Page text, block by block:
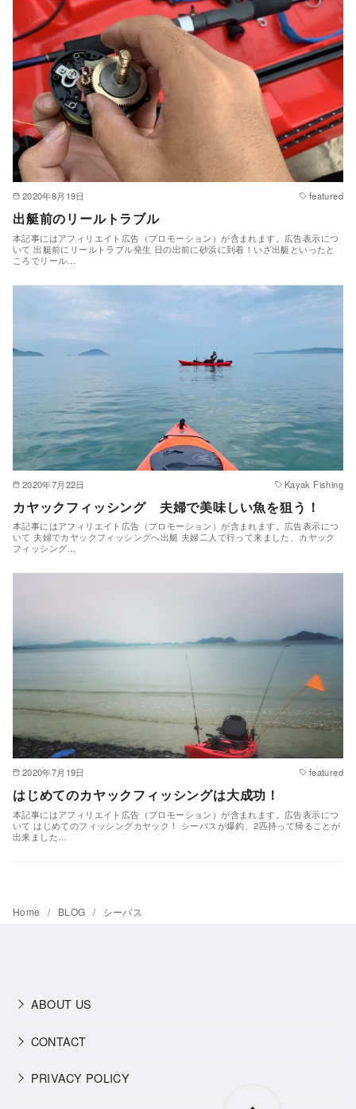
2020年8月19日 featured
出艇前のリールトラブル
本記事にはアフィリエイト広告（プロモーション）が含まれます。広告表示につ
いて 出艇前にリールトラブル発生 日の出前に砂浜に到着！いざ出艇といったと
ころでリール…
2020年7月22日 Kayak Fishing
カヤックフィッシング 夫婦で美味しい魚を狙う！
本記事にはアフィリエイト広告（プロモーション）が含まれます。広告表示につ
いて 夫婦でカヤックフィッシングへ出艇 夫婦二人で行って来ました、カヤック
フィッシング…
2020年7月19日 featured
はじめてのカヤックフィッシングは大成功！
本記事にはアフィリエイト広告（プロモーション）が含まれます。広告表示につ
いて はじめてのフィッシングカヤック！ シーバスが爆釣、2匹持って帰ることが
出来ました…
Home BLOG シーバス
ABOUT US
CONTACT
PRIVACY POLICY